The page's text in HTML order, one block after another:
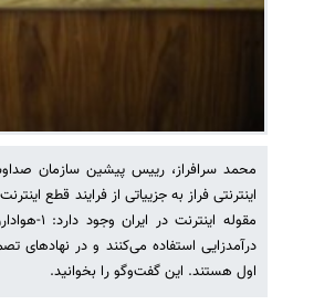
محمد سرافراز، رییس پیشین سازمان
اینترنتی فراز به جزییاتی از فرایند قطع
اول هستند. این گفت‌وگو را بخوانید.